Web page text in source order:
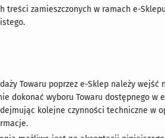
treści zamieszczonych w ramach e-
Towaru poprzez e-Sklep należy
dokonać wyboru Towaru dostępnego w
kolejne czynności techniczne w